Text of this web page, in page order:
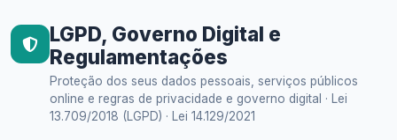
LGPD, Governo Digital e
Regulamentações
Proteção dos seus dados pessoais, serviços públicos
online e regras de privacidade e governo digital · Lei
13.709/2018 (LGPD) · Lei 14.129/2021